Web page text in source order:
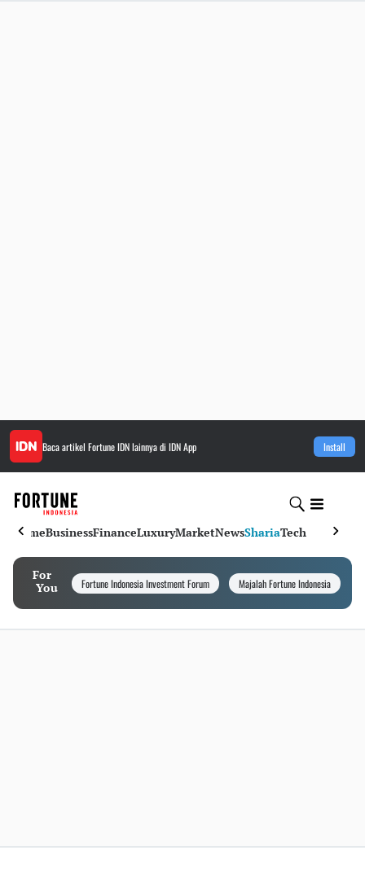
Baca artikel Fortune IDNlainnya di IDN App Install
HomeBusinessFinanceLuxuryMarketNewsShariaTech
For
You
Fortune Indonesia Investment Forum Majalah Fortune Indonesia